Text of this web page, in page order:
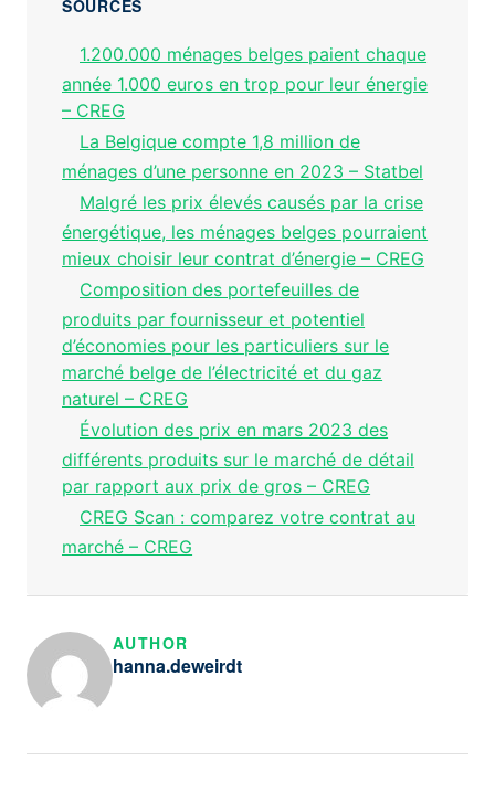
SOURCES
1.200.000 ménages belges paient chaque
année 1.000 euros en trop pour leur énergie
– CREG
La Belgique compte 1,8 million de
ménages d’une personne en 2023 – Statbel
Malgré les prix élevés causés par la crise
énergétique, les ménages belges pourraient
mieux choisir leur contrat d’énergie – CREG
Composition des portefeuilles de
produits par fournisseur et potentiel
d’économies pour les particuliers sur le
marché belge de l’électricité et du gaz
naturel – CREG
Évolution des prix en mars 2023 des
différents produits sur le marché de détail
par rapport aux prix de gros – CREG
CREG Scan : comparez votre contrat au
marché – CREG
AUTHOR
hanna.deweirdt